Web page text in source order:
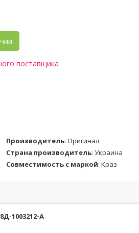
поставщика
Производитель: Оригинал
Страна производитель: Украина
Совместимость с маркой: Краз
1003212-А